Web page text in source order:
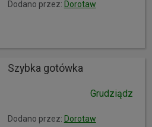
Dodano przez: Dorotaw
Szybka gotówka
Grudziądz
Dodano przez: Dorotaw